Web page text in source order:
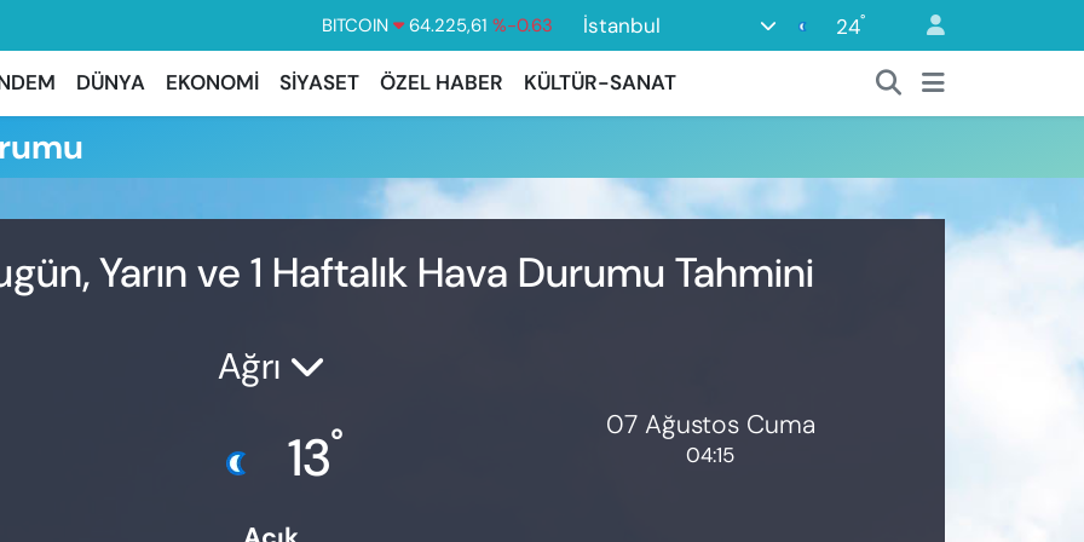
BITCOIN 64.225,61 %-0.63
DOLAR 47,6704
%0
EURO
55,0406 %-0.08
6510.40
İstanbul 24°
DÜNYA EKONOMİ SİYASET ÖZEL HABER KÜLTÜR-SANAT
Yarın ve 1 Haftalık Hava Durumu Tahmini
Ağrı
13° 07 Ağustos Cuma
04:15